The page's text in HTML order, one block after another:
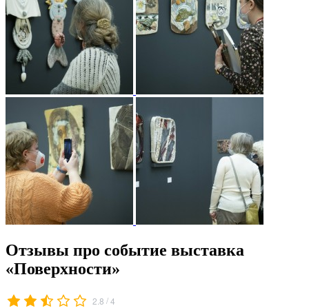
Отзывы про событие выставка
«Поверхности»
2.8 /4